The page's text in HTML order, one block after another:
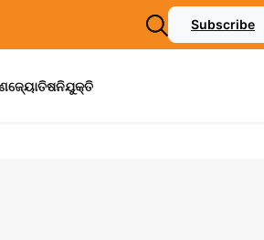
Subscribe
ଜ୍ୟୋତିଷନିଯୁକ୍ତି